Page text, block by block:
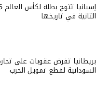
الثانية في تاريخها
بريطانيا تفرض عقوبات على
السودانية لقطع تمويل الحرب